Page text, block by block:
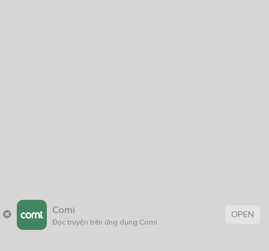
Comi
Đọc truyện trên ứng dụng Comi
OPEN